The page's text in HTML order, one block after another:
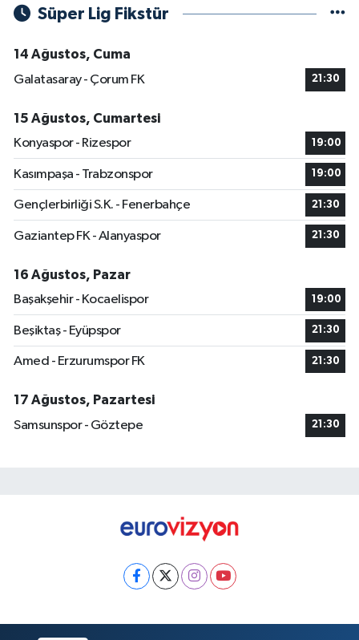
Süper Lig Fikstür
14 Ağustos, Cuma
Galatasaray - Çorum FK
21:30
15 Ağustos, Cumartesi
Konyaspor - Rizespor
19:00
Kasımpaşa - Trabzonspor 19:00
Gençlerbirliği S.K. - Fenerbahçe 21:30
Gaziantep FK - Alanyaspor 21:30
16 Ağustos, Pazar
Başakşehir - Kocaelispor
19:00
Beşiktaş - Eyüpspor 21:30
Amed - Erzurumspor FK 21:30
17 Ağustos, Pazartesi
Samsunspor - Göztepe
21:30